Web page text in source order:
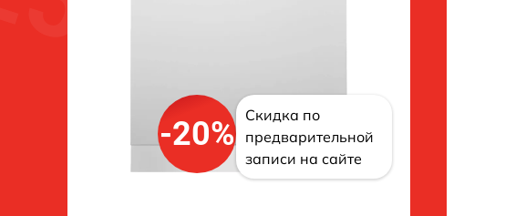
-20%
Скидка по
предварительной
записи на сайте